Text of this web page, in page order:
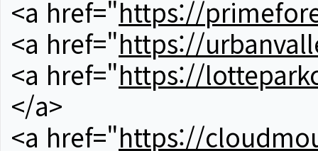
<a href="https://
<a href="https://
<a href="https://
</a>
<a href="https://